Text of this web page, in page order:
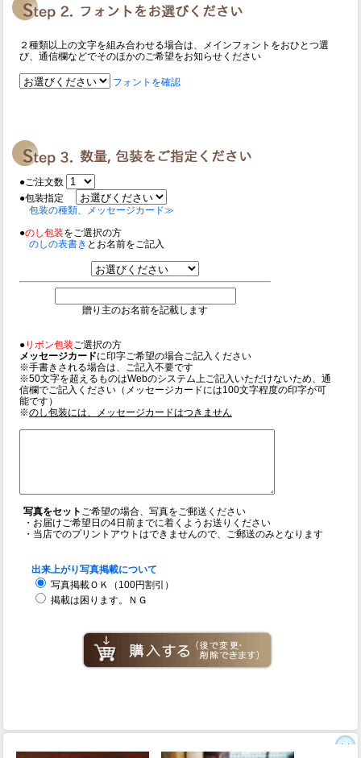
２種類以上の文字を組み合わせる場合は、メインフォントをおひとつ選
び、通信欄などでそのほかのご希望をお知らせください
フォントを確認
●ご注文数
●包装指定
包装の種類、メッセージカード≫
●のし包装をご選択の方
のしの表書き とお名前をご記入
贈り主のお名前を記載します
●リボン包装 ご選択の方
メッセージカードに印字ご希望の場合ご記入ください
※手書きされる場合は、ご記入不要です
※50文字を超えるものはWebのシステム上ご記入いただけないため、通
信欄でご記入ください（メッセージカードには100文字程度の印字が可
能です）
※のし包装には、メッセージカードはつきません
写真をセット ご希望の場合、写真をご郵送ください
・お届けご希望日の4日前までに着くようお送りください
・当店でのプリントアウトはできませんので、ご郵送のみとなります
出来上がり写真掲載について
写真掲載ＯＫ（100円割引）
掲載は困ります。ＮＧ